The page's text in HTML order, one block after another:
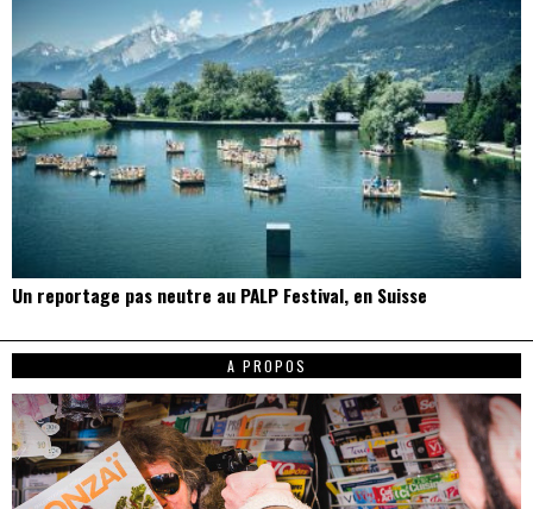
savent beaucoup sur très peu de choses (le rock, la mauvaise foi et la
desk AT gonzai.com
Edité par GONZAÏ MEDIA. Pour tout envoi : CBE, 6 rue André Messager, pour
GONZAÏ, 75018 Paris